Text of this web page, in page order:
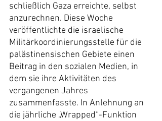
schließlich Gaza erreichte, selbst
anzurechnen. Diese Woche
veröffentlichte die israelische
Militärkoordinierungsstelle für die
palästinensischen Gebiete einen
Beitrag in den sozialen Medien, in
dem sie ihre Aktivitäten des
vergangenen Jahres
zusammenfasste. In Anlehnung an
die jährliche „Wrapped“-Funktion